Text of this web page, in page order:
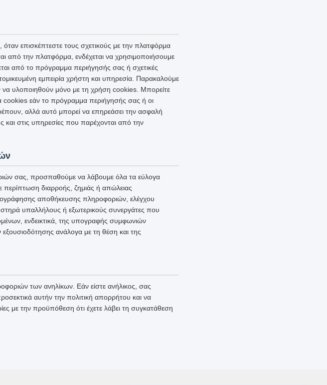
επισκέπτεστε τους σχετικούς με την πλατφόρμα
από την πλατφόρμα, ενδέχεται να χρησιμοποιήσουμε
από το πρόγραμμα περιήγησής σας ή σχετικές
εμπειρία χρήστη και υπηρεσία. Παρακαλούμε
να υλοποιηθούν μόνο με τη χρήση cookies. Μπορείτε
εάν το πρόγραμμα περιήγησής σας ή οι
αλλά αυτό μπορεί να επηρεάσει την ασφαλή
στις υπηρεσίες που παρέχονται από την
σας, προσπαθούμε να λάβουμε όλα τα εύλογα
διαρροής, ζημιάς ή απώλειας
αποθήκευσης πληροφοριών, ελέγχου
υπαλλήλους ή εξωτερικούς συνεργάτες που
ενδεικτικά, της υπογραφής συμφωνιών
εξουσιοδότησης ανάλογα με τη θέση και της
των ανηλίκων. Εάν είστε ανήλικος, σας
αυτήν την πολιτική απορρήτου και να
με την προϋπόθεση ότι έχετε λάβει τη συγκατάθεση